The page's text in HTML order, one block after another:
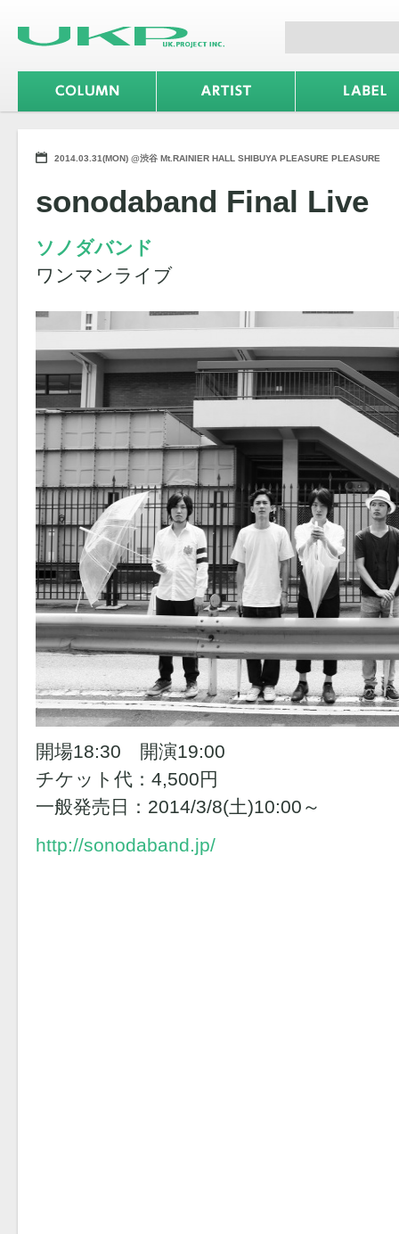
2014.03.31(MON) @渋谷 Mt.RAINIER HALL SHIBUYA PLEASURE PLEASURE
sonodaband Final Live
ソノダバンド
ワンマンライブ
開場18:30 開演19:00
チケット代：4,500円
一般発売日：2014/3/8(土)10:00～
http://sonodaband.jp/